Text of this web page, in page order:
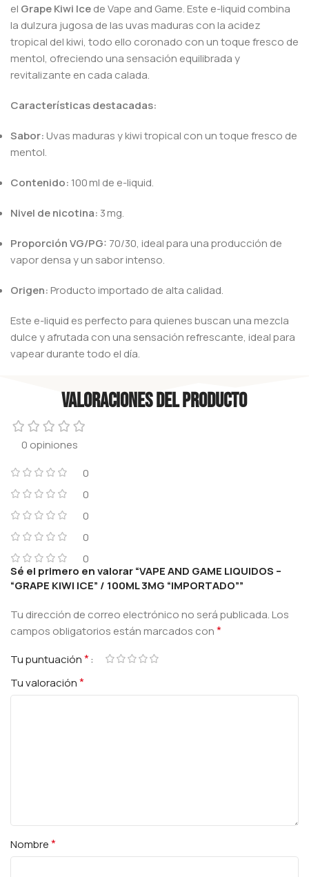
el Grape Kiwi Icede Vape and Game.Este e-liquid combina
la dulzura jugosa de las uvas maduras con la acidez
tropical del kiwi, todo ello coronado con un toque fresco de
mentol, ofreciendo una sensación equilibrada y
revitalizante en cada calada.
Características destacadas:
Sabor:Uvas maduras y kiwi tropical con un toque fresco de
mentol.
Contenido: 100 ml de e-liquid.
Nivel de nicotina: 3 mg.
Proporción VG/PG: 70/30, ideal para una producción de
vapor densa y un sabor intenso.
Origen:Producto importado de alta calidad.
Este e-liquid es perfecto para quienes buscan una mezcla
dulce y afrutada con una sensación refrescante, ideal para
vapear durante todo el día.
Valoraciones del producto
0 opiniones
0
0
0
0
0
Sé el primero en valorar “VAPE AND GAME LIQUIDOS –
“GRAPE KIWI ICE” / 100ML 3MG “IMPORTADO””
Tu dirección de correo electrónico no será publicada.Los
campos obligatorios están marcados con*
Tu puntuación*
Tu valoración*
Nombre*